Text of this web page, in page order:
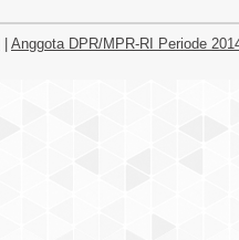
Anggota DPR/MPR-RI Periode